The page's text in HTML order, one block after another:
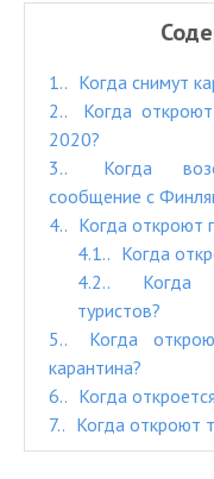
1.
Когда снимут
2.
Когда
2020?
3.
Когда
сообщение с
4.
Когда откроют
4.1.
Когда
4.2.
Когда
туристов?
5.
Когда
карантина?
6.
Когда
7.
Когда откроют